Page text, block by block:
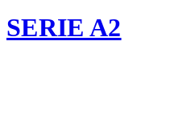
SERIE A2